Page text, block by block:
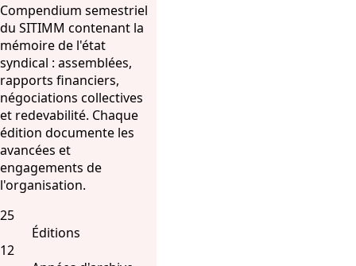
Compendium semestriel
du SITIMM contenant la
mémoire de l'état
syndical : assemblées,
rapports financiers,
négociations collectives
et redevabilité. Chaque
édition documente les
avancées et
engagements de
l'organisation.
25
Éditions
12